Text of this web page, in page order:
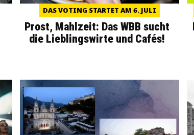
DAS VOTING STARTET AM 6. JULI
Prost, Mahlzeit: Das WBB sucht
die Lieblingswirte und Cafés!